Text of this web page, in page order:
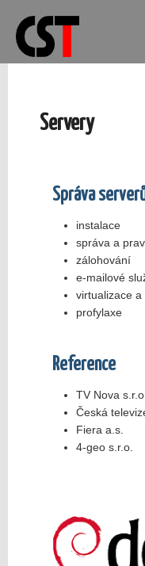
Servery
Správa
instalace
správa a
zálohování
e-mailové
virtualizace
profylaxe
Reference
TV Nova s.r.o.
Česká
Fiera a.s.
4-geo s.r.o.